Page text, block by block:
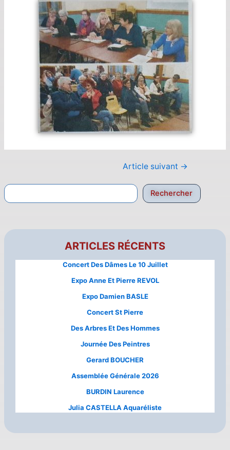
Rechercher
ARTICLES RÉCENTS
Concert Des Dâmes Le 10 Juillet
Expo Anne Et Pierre REVOL
Expo Damien BASLE
Concert St Pierre
Des Arbres Et Des Hommes
Journée Des Peintres
Gerard BOUCHER
Assemblée Générale 2026
BURDIN Laurence
Julia CASTELLA Aquaréliste
Article suivant →